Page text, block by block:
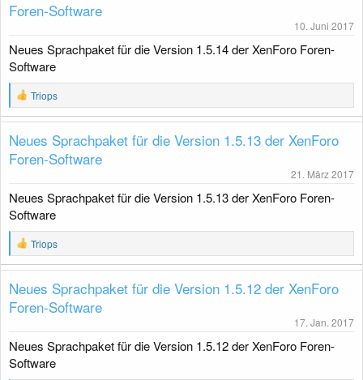
Foren-Software
10. Juni 2017
Neues Sprachpaket für die Version 1.5.14 der XenForo Foren-
Software
R
e
a
t
i
e
n
:
Triops
Neues Sprachpaket für die Version 1.5.13 der XenForo
Foren-Software
21. März 2017
Neues Sprachpaket für die Version 1.5.13 der XenForo Foren-
Software
R
e
a
t
i
e
n
:
Triops
Neues Sprachpaket für die Version 1.5.12 der XenForo
Foren-Software
17. Jan. 2017
Neues Sprachpaket für die Version 1.5.12 der XenForo Foren-
Software